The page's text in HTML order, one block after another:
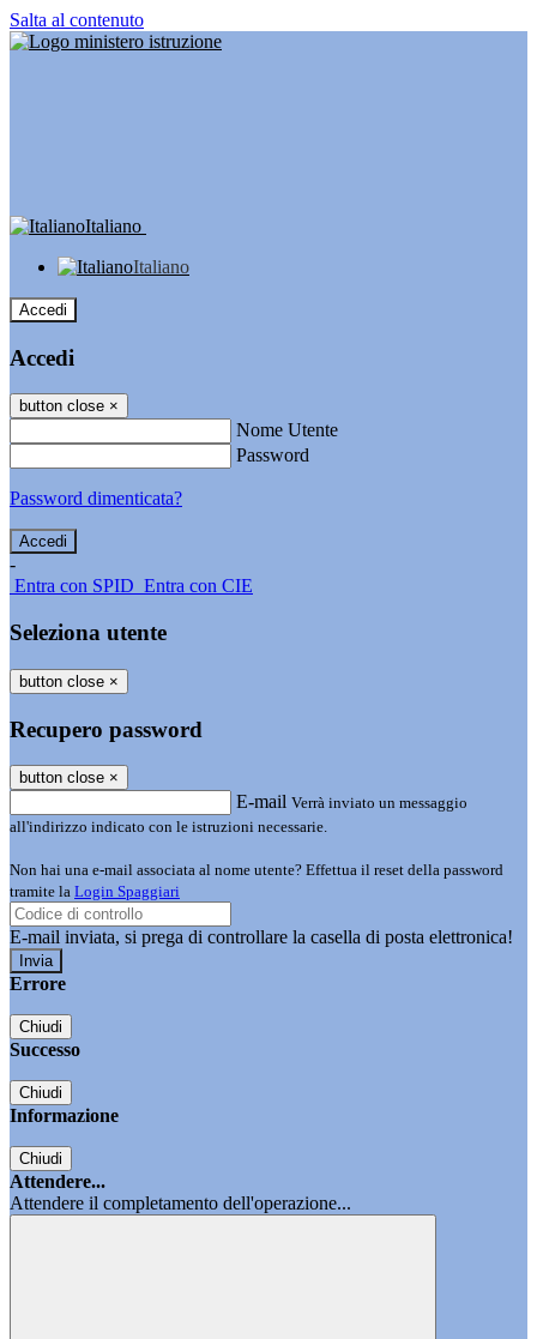
Salta al contenuto
Italiano
Italiano
Accedi
Accedi
button close ×
Nome Utente
Password
Password dimenticata?
-
Entra con SPID Entra con CIE
Seleziona utente
button close ×
Recupero password
button close ×
E-mail Verrà inviato un messaggio
all'indirizzo indicato con le istruzioni necessarie.
Non hai una e-mail associata al nome utente? Effettua il reset della password
tramite la Login Spaggiari
E-mail inviata, si prega di controllare la casella di posta elettronica!
Errore
Chiudi
Successo
Chiudi
Informazione
Chiudi
Attendere...
Attendere il completamento dell'operazione...